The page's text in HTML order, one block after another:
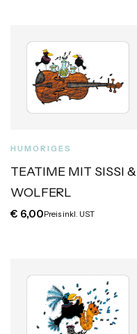
HUMORIGES
TEATIME MIT SISSI &
WOLFERL
€ 6,00Preis inkl. UST